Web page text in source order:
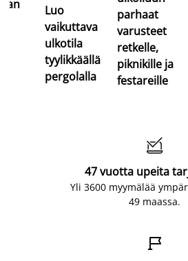
Luo
vaikuttava
ulkotila
tyylikkäällä
pergolalla
parhaat
varusteet
retkelle,
piknikille ja
festareille

47 vuotta upeita
Yli 3600 myymälää
49 maassa.
